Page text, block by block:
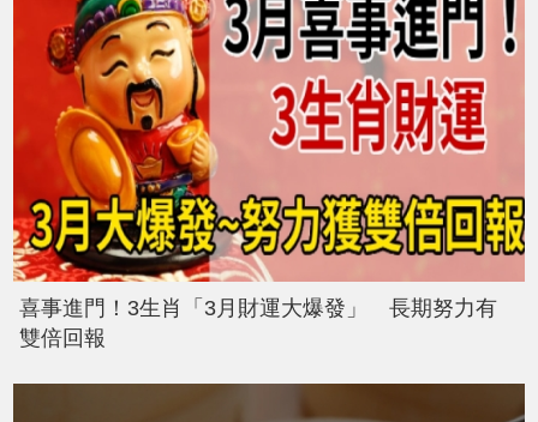
喜事進門！3生肖「3月財運大爆發」 長期努力有
雙倍回報